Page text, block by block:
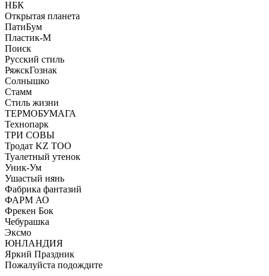
НБК
Открытая планета
ПатиБум
Пластик-М
Поиск
Русский стиль
РяжскГознак
Солнышко
Стамм
Стиль жизни
ТЕРМОБУМАГА
Технопарк
ТРИ СОВЫ
Тродат KZ ТОО
Туалетный утенок
Уник-Ум
Ушастый нянь
Фабрика фантазий
ФАРМ АО
Фрекен Бок
Чебурашка
Эксмо
ЮНЛАНДИЯ
Яркий Праздник
Пожалуйста подождите